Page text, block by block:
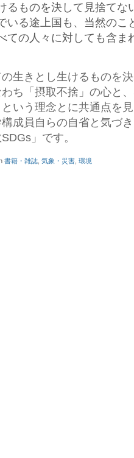
るものを決して見捨て
いる途上国も、当然のこ
ての人々に対しても含ま
生きとし生けるものを
ち「摂取不捨」の心と
いう理念とに共通点を
成員自らの自省と気づ
」です。
書籍・雑誌 気象・災害 環境